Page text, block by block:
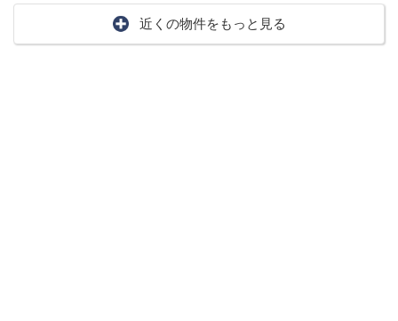
近くの物件をもっと見る